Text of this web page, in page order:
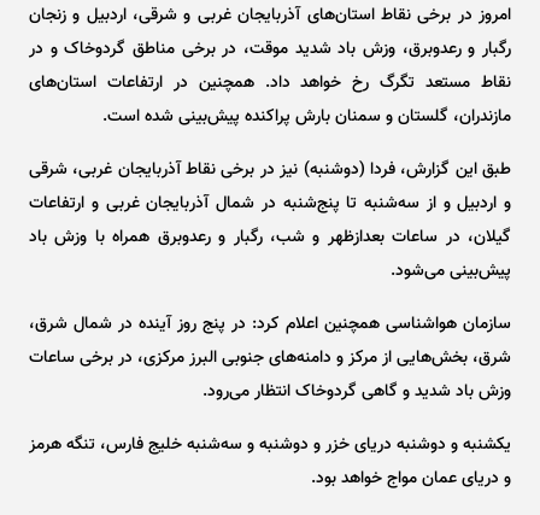
امروز در برخی نقاط استان‌های آذربایجان غربی و شرقی، اردبیل و زنجان
رگبار و رعدوبرق، وزش باد شدید موقت، در برخی مناطق گردوخاک و در
نقاط مستعد تگرگ رخ خواهد داد. همچنین در ارتفاعات استان‌های
مازندران، گلستان و سمنان بارش پراکنده پیش‌بینی شده است.
طبق این گزارش، فردا (دوشنبه) نیز در برخی نقاط آذربایجان غربی، شرقی
و اردبیل و از سه‌شنبه تا پنج‌شنبه در شمال آذربایجان غربی و ارتفاعات
گیلان، در ساعات بعدازظهر و شب، رگبار و رعدوبرق همراه با وزش باد
پیش‌بینی می‌شود.
سازمان هواشناسی همچنین اعلام کرد: در پنج روز آینده در شمال شرق،
شرق، بخش‌هایی از مرکز و دامنه‌های جنوبی البرز مرکزی، در برخی ساعات
وزش باد شدید و گاهی گردوخاک انتظار می‌رود.
یکشنبه و دوشنبه دریای خزر و دوشنبه و سه‌شنبه خلیج فارس، تنگه هرمز
و دریای عمان مواج خواهد بود.